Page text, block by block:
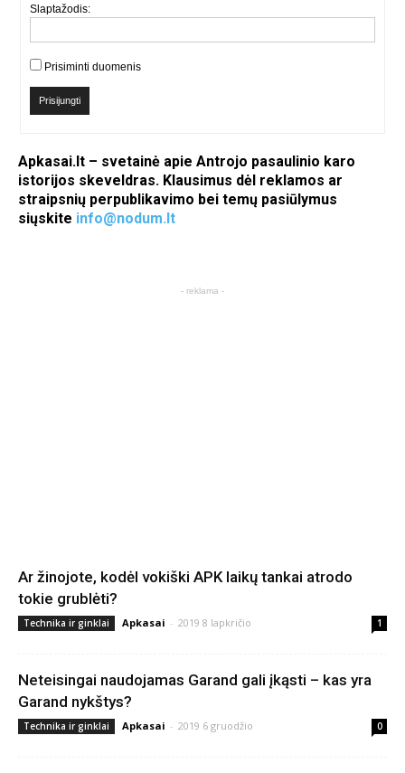
Slaptažodis:
Prisiminti duomenis
Prisijungti
Apkasai.lt – svetainė apie Antrojo pasaulinio karo
istorijos skeveldras. Klausimus dėl reklamos ar
straipsnių perpublikavimo bei temų pasiūlymus
siųskite info@nodum.lt
- reklama -
Ar žinojote, kodėl vokiški APK laikų tankai atrodo
tokie grublėti?
Technika ir ginklai Apkasai - 2019 8 lapkričio 1
Neteisingai naudojamas Garand gali įkąsti – kas yra
Garand nykštys?
Technika ir ginklai Apkasai - 2019 6 gruodžio 0